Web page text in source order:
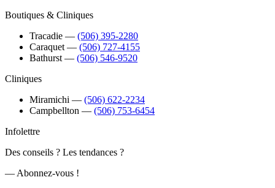
Boutiques & Cliniques
Tracadie ― (506) 395-2280
Caraquet ― (506) 727-4155
Bathurst ― (506) 546-9520
Cliniques
Miramichi ― (506) 622-2234
Campbellton ― (506) 753-6454
Infolettre
Des conseils ? Les tendances ?
― Abonnez-vous !